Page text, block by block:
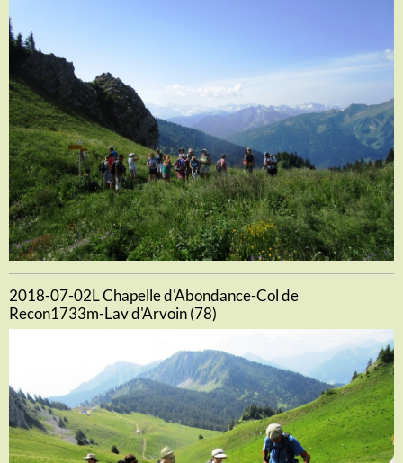
2018-07-02L Chapelle d'Abondance-Col de
Recon1733m-Lav d'Arvoin (78)